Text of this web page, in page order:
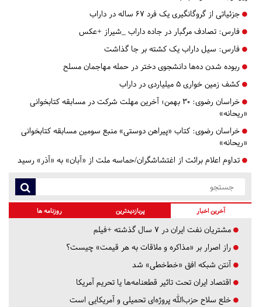
جزئیاتی از گروگانگیری یک فرد ۶۷ ساله در داراب
فارس: تصادف مرگبار در جاده داراب _شیراز +عکس
فارس: سیل داراب یک کشته بر جا گذاشت
ربوده شدن ده‌ها دانشجوی دختر در حمله مهاجمان مسلح
کشف زمین خواری ۵ میلیاردی در داراب
خراسان رضوی:
30 بهمن؛ آخرین مهلت شرکت در مسابقه کتابخوانی
«ریحانه»
خراسان رضوی: کتاب «پیراهن دوستی» منبع سومین مسابقه کتابخوانی
«ریحانه»
تداوم اعلام برائت از اغتشاشگران/حماسه ملت از «آبان» به «آذر» رسید
آخرین اخبار پربازدیدترین روزنامه ها
مشتریان نفت ایران در ۷ سال گذشته +فیلم
راز اصرار بر «مذاکره و ملاقات به هر قیمت» چیست؟
آنتن شبکه افق «خط‌خطی» شد
اقتصاد ایران تحت تاثیر قطعنامه‌ها یا تحریم‌ آمریکا
خلع سلاح حزب‌الله پروژه‌ای تحمیلی و آمریکایی است